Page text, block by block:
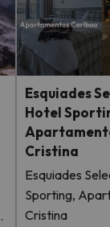
Esquiades
Hotel
Cristina
Esquiades
Sporting,
Cristina